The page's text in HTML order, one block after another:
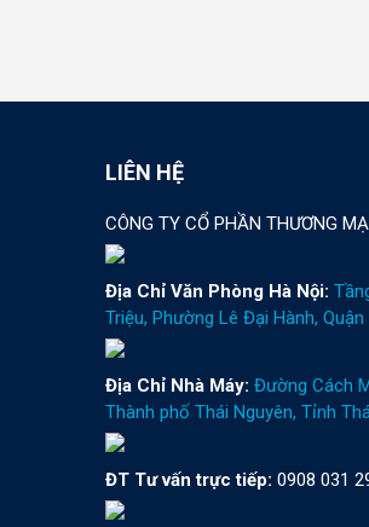
LIÊN HỆ
CÔNG TY CỔ PHẦN THƯƠNG
Địa Chỉ Văn Phòng Hà Nội:
Triệu, Phường Lê Đại Hành,
Địa Chỉ Nhà Máy: Đường Cách
Thành phố Thái Nguyên, Tỉnh
ĐT Tư vấn trực tiếp: 0908 031